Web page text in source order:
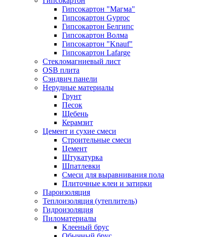
Гипсокартон "Магма"
Гипсокартон Gyproc
Гипсокартон Белгипс
Гипсокартон Волма
Гипсокартон "Knauf"
Гипсокартон Lafarge
Стекломагниевый лист
OSB плита
Сэндвич панели
Нерудные материалы
Грунт
Песок
Щебень
Керамзит
Цемент и сухие смеси
Строительные смеси
Цемент
Штукатурка
Шпатлевки
Смеси для выравнивания пола
Плиточные клеи и затирки
Пароизоляция
Теплоизоляция (утеплитель)
Гидроизоляция
Пиломатериалы
Клееный брус